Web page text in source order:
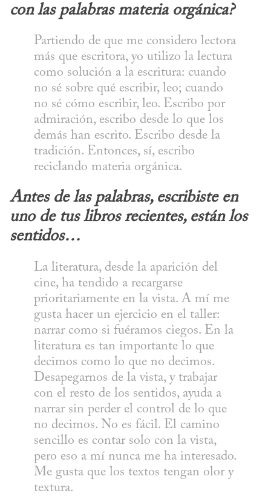
con las palabras materia orgánica?
Partiendo de que me considero lectora
más que escritora, yo utilizo la lectura
como solución a la escritura: cuando
no sé sobre qué escribir, leo; cuando
no sé cómo escribir, leo. Escribo por
admiración, escribo desde lo que los
demás han escrito. Escribo desde la
tradición. Entonces, sí, escribo
reciclando materia orgánica.
Antes de las palabras, escribiste en
uno de tus libros recientes, están los
sentidos…
La literatura, desde la aparición del
cine, ha tendido a recargarse
prioritariamente en la vista. A mí me
gusta hacer un ejercicio en el taller:
narrar como si fuéramos ciegos. En la
literatura es tan importante lo que
decimos como lo que no decimos.
Desapegarnos de la vista, y trabajar
con el resto de los sentidos, ayuda a
narrar sin perder el control de lo que
no decimos. No es fácil. El camino
sencillo es contar solo con la vista,
pero eso a mí nunca me ha interesado.
Me gusta que los textos tengan olor y
textura.